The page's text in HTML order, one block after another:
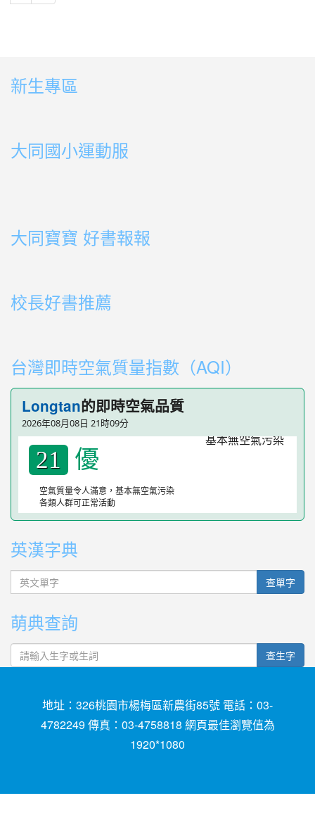
新生專區
大同國小運動服
大同寶寶 好書報報
校長好書推薦
台灣即時空氣質量指數（AQI）
Longtan的即時空氣品質
2026年08月08日 21時09分
21 優
空氣質量令人滿意，基本無空氣污染
各類人群可正常活動
英漢字典
英文單字 查單字
萌典查詢
查生字
地址：326桃園市楊梅區新農街85號 電話：03-
4782249 傳真：03-4758818 網頁最佳瀏覽值為
1920*1080